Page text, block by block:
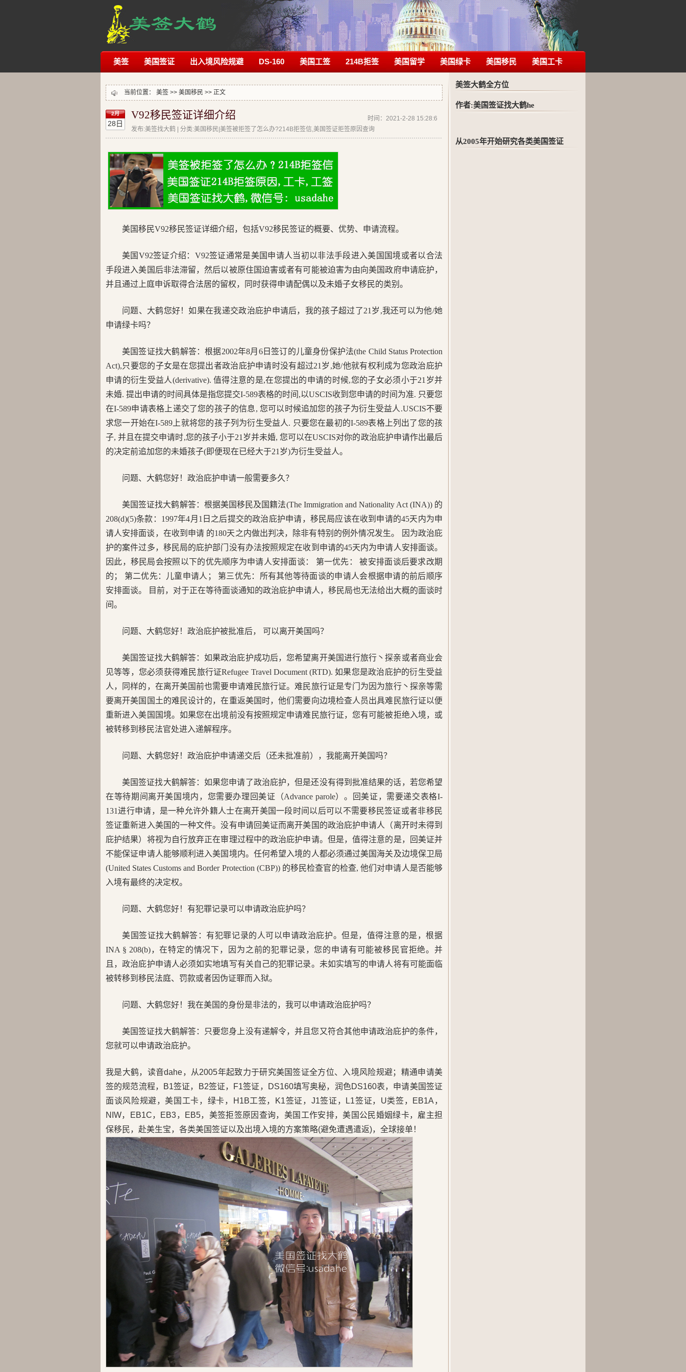
美签 美国签证 出入境风险规避 DS-160 美国工签 214B拒签 美国留学 美国绿卡 美国移民 美国工卡
当前位置： 美签 >> 美国移民 >> 正文
2月
28日
时间：2021-2-28 15:28:6
V92移民签证详细介绍
发布:美签找大鹤 | 分类:美国移民|美签被拒签了怎么办?214B拒签信,美国签证拒签原因查询
美国移民V92移民签证详细介绍，包括V92移民签证的概要、优势、申请流程。
美国V92签证介绍：V92签证通常是美国申请人当初以非法手段进入美国国境或者以合法
手段进入美国后非法滞留，然后以被原住国迫害或者有可能被迫害为由向美国政府申请庇护，
并且通过上庭申诉取得合法居的留权，同时获得申请配偶以及未婚子女移民的类别。
问题、大鹤您好！如果在我递交政治庇护申请后，我的孩子超过了21岁,我还可以为他/她
申请绿卡吗？
美国签证找大鹤解答：根据2002年8月6日签订的儿童身份保护法(the Child Status Protection
Act),只要您的子女是在您提出者政治庇护申请时没有超过21岁,她/他就有权利成为您政治庇护
申请的衍生受益人(derivative). 值得注意的是,在您提出的申请的时候,您的子女必须小于21岁并
未婚. 提出申请的时间具体是指您提交I-589表格的时间,以USCIS收到您申请的时间为准. 只要您
在I-589申请表格上递交了您的孩子的信息, 您可以时候追加您的孩子为衍生受益人.USCIS不要
求您一开始在I-589上就将您的孩子列为衍生受益人. 只要您在最初的I-589表格上列出了您的孩
子, 并且在提交申请时,您的孩子小于21岁并未婚, 您可以在USCIS对你的政治庇护申请作出最后
的决定前追加您的未婚孩子(即便现在已经大于21岁)为衍生受益人。
问题、大鹤您好！政治庇护申请一般需要多久？
美国签证找大鹤解答：根据美国移民及国籍法(The Immigration and Nationality Act (INA)) 的
208(d)(5)条款：1997年4月1日之后提交的政治庇护申请，移民局应该在收到申请的45天内为申
请人安排面谈，在收到申请 的180天之内做出判决，除非有特别的例外情况发生。 因为政治庇
护的案件过多，移民局的庇护部门没有办法按照规定在收到申请的45天内为申请人安排面谈。
因此，移民局会按照以下的优先顺序为申请人安排面谈： 第一优先： 被安排面谈后要求改期
的； 第二优先：儿童申请人； 第三优先：所有其他等待面谈的申请人会根据申请的前后顺序
安排面谈。 目前，对于正在等待面谈通知的政治庇护申请人，移民局也无法给出大概的面谈时
间。
问题、大鹤您好！政治庇护被批准后， 可以离开美国吗？
美国签证找大鹤解答：如果政治庇护成功后，您希望离开美国进行旅行丶探亲或者商业会
见等等，您必须获得难民旅行证Refugee Travel Document (RTD). 如果您是政治庇护的衍生受益
人，同样的，在离开美国前也需要申请难民旅行证。难民旅行证是专门为因为旅行丶探亲等需
要离开美国国土的难民设计的，在重返美国时，他们需要向边境检查人员出具难民旅行证以便
重新进入美国国境。如果您在出境前没有按照规定申请难民旅行证，您有可能被拒绝入境，或
被转移到移民法官处进入递解程序。
问题、大鹤您好！政治庇护申请递交后（还未批准前），我能离开美国吗？
美国签证找大鹤解答：如果您申请了政治庇护，但是还没有得到批准结果的话，若您希望
在等待期间离开美国境内，您需要办理回美证（Advance parole）。回美证，需要递交表格I-
131进行申请，是一种允许外籍人士在离开美国一段时间以后可以不需要移民签证或者非移民
签证重新进入美国的一种文件。没有申请回美证而离开美国的政治庇护申请人（离开时未得到
庇护结果）将视为自行放弃正在审理过程中的政治庇护申请。但是，值得注意的是，回美证并
不能保证申请人能够顺利进入美国境内。任何希望入境的人都必须通过美国海关及边境保卫局
(United States Customs and Border Protection (CBP)) 的移民检查官的检查, 他们对申请人是否能够
入境有最终的决定权。
问题、大鹤您好！有犯罪记录可以申请政治庇护吗？
美国签证找大鹤解答：有犯罪记录的人可以申请政治庇护。但是，值得注意的是，根据
INA § 208(b)，在特定的情况下，因为之前的犯罪记录，您的申请有可能被移民官拒绝。并
且，政治庇护申请人必须如实地填写有关自己的犯罪记录。未如实填写的申请人将有可能面临
被转移到移民法庭、罚款或者因伪证罪而入狱。
问题、大鹤您好！我在美国的身份是非法的，我可以申请政治庇护吗？
美国签证找大鹤解答：只要您身上没有递解令，并且您又符合其他申请政治庇护的条件，
您就可以申请政治庇护。
我是大鹤，读音dahe，从2005年起致力于研究美国签证全方位、入境风险规避；精通申请美
签的规范流程，B1签证，B2签证，F1签证，DS160填写奥秘，润色DS160表，申请美国签证
面谈风险规避，美国工卡，绿卡，H1B工签，K1签证，J1签证，L1签证，U类签，EB1A，
NIW，EB1C，EB3，EB5，美签拒签原因查询，美国工作安排，美国公民婚姻绿卡，雇主担
保移民，赴美生宝，各类美国签证以及出境入境的方案策略(避免遭遇遣返)，全球接单！
美签大鹤全方位
作者:美国签证找大鹤he
从2005年开始研究各类美国签证